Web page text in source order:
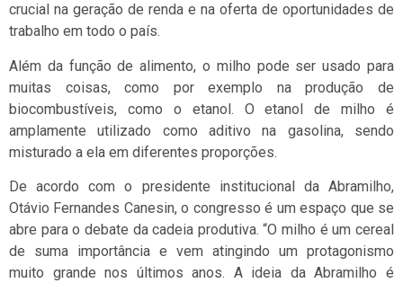
crucial na geração de renda e na oferta de oportunidades de
trabalho em todo o país.
Além da função de alimento, o milho pode ser usado para
muitas coisas, como por exemplo na produção de
biocombustíveis, como o etanol. O etanol de milho é
amplamente utilizado como aditivo na gasolina, sendo
misturado a ela em diferentes proporções.
De acordo com o presidente institucional da Abramilho,
Otávio Fernandes Canesin, o congresso é um espaço que se
abre para o debate da cadeia produtiva. “O milho é um cereal
de suma importância e vem atingindo um protagonismo
muito grande nos últimos anos. A ideia da Abramilho é